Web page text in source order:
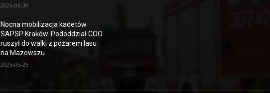
2026-06-30
Nocna mobilizacja kadetów
SAPSP Kraków. Pododdział COO
ruszył do walki z pożarem lasu
na Mazowszu
2026-05-29